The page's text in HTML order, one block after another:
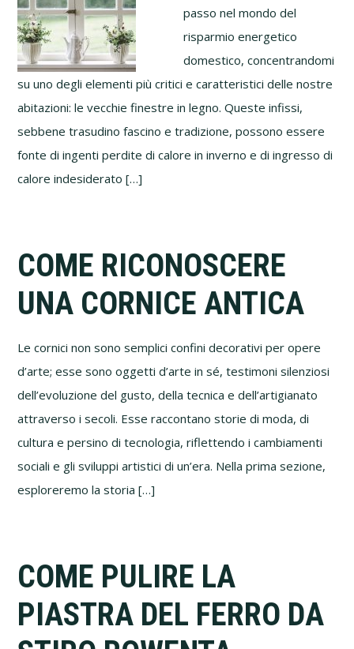
passo nel mondo del
risparmio energetico
domestico, concentrandomi
su uno degli elementi più critici e caratteristici delle nostre
abitazioni: le vecchie finestre in legno. Queste infissi,
sebbene trasudino fascino e tradizione, possono essere
fonte di ingenti perdite di calore in inverno e di ingresso di
calore indesiderato […]
COME RICONOSCERE
UNA CORNICE ANTICA
Le cornici non sono semplici confini decorativi per opere
d’arte; esse sono oggetti d’arte in sé, testimoni silenziosi
dell’evoluzione del gusto, della tecnica e dell’artigianato
attraverso i secoli. Esse raccontano storie di moda, di
cultura e persino di tecnologia, riflettendo i cambiamenti
sociali e gli sviluppi artistici di un’era. Nella prima sezione,
esploreremo la storia […]
COME PULIRE LA
PIASTRA DEL FERRO DA